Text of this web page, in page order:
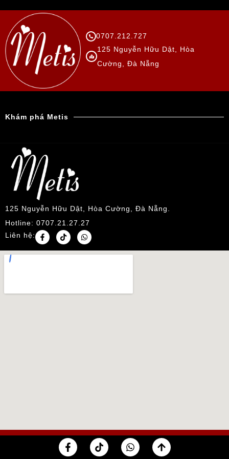
0707.212.727
125 Nguyễn Hữu Dật, Hòa
Cường, Đà Nẵng
Khám phá Metis
125 Nguyễn Hữu Dật, Hòa Cường, Đà Nẵng.
Hotline: 0707.21.27.27
Liên hệ: